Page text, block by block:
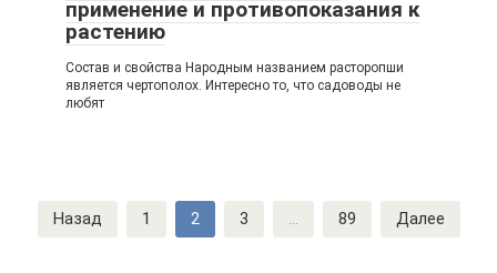
применение и противопоказания к
растению
Состав и свойства Народным названием расторопши
является чертополох. Интересно то, что садоводы не
любят
Навигация
по
Назад 1 2 3 ... 89 Далее